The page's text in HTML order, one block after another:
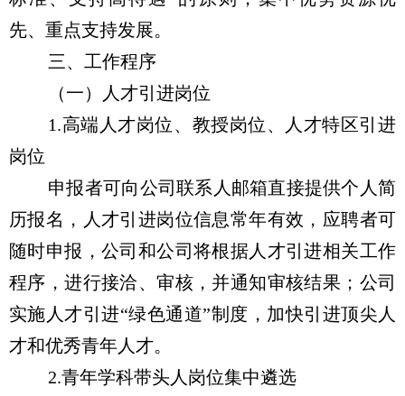
先、重点支持发展。
三、工作程序
（一）人才引进岗位
1.高端人才岗位、教授岗位、人才特区引进
岗位
申报者可向公司联系人邮箱直接提供个人简
历报名，人才引进岗位信息常年有效，应聘者可
随时申报，公司和公司将根据人才引进相关工作
程序，进行接洽、审核，并通知审核结果；公司
实施人才引进“绿色通道”制度，加快引进顶尖人
才和优秀青年人才。
2.青年学科带头人岗位集中遴选